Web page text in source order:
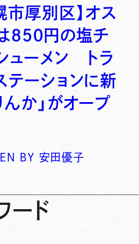
市厚別区】オス
850円の塩チ
ューメン トラ
テーションに新
んか」がオープ
BY 安田優子
ード